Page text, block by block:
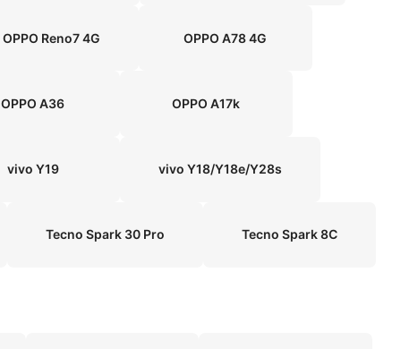
OPPO Reno7 4G OPPO A78 4G
OPPO A36 OPPO A17k
vivo Y19 vivo Y18/Y18e/Y28s
Tecno Spark 30 Pro Tecno Spark 8C